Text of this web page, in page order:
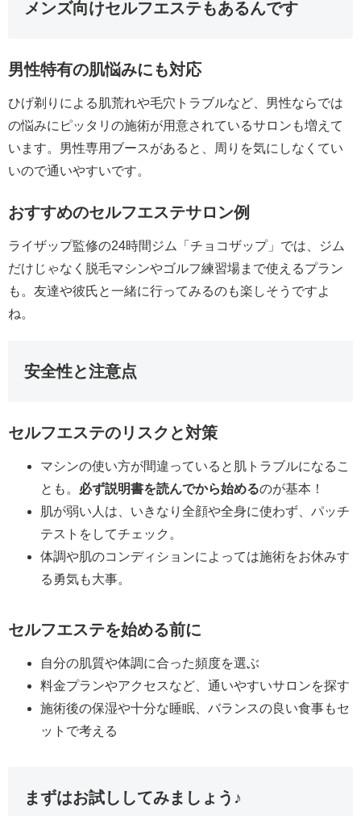
メンズ向けセルフエステもあるんです
男性特有の肌悩みにも対応
ひげ剃りによる肌荒れや毛穴トラブルなど、男性ならでは
の悩みにピッタリの施術が用意されているサロンも増えて
います。男性専用ブースがあると、周りを気にしなくてい
いので通いやすいです。
おすすめのセルフエステサロン例
ライザップ監修の24時間ジム「チョコザップ」では、ジム
だけじゃなく脱毛マシンやゴルフ練習場まで使えるプラン
も。友達や彼氏と一緒に行ってみるのも楽しそうですよ
ね。
安全性と注意点
セルフエステのリスクと対策
マシンの使い方が間違っていると肌トラブルになるこ
とも。 必ず説明書を読んでから始めるのが基本！
肌が弱い人は、いきなり全顔や全身に使わず、パッチ
テストをしてチェック。
体調や肌のコンディションによっては施術をお休みす
る勇気も大事。
セルフエステを始める前に
自分の肌質や体調に合った頻度を選ぶ
料金プランやアクセスなど、通いやすいサロンを探す
施術後の保湿や十分な睡眠、バランスの良い食事もセ
ットで考える
まずはお試ししてみましょう♪